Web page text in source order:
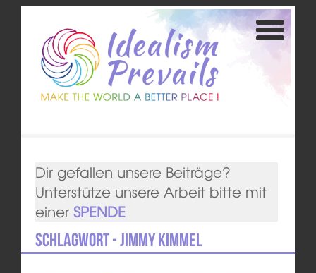
Dir gefallen unsere Beiträge?
Unterstütze unsere Arbeit bitte mit
einer SPENDE
Schlagwort - Jimmy Kimmel